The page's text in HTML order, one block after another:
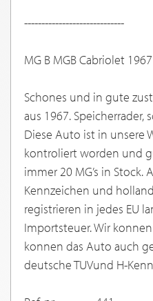
-----------------------------
MG B MGB Cabriolet
Schones und in gute
aus 1967.
Diese Auto ist in unsere
kontroliert worden und
immer 20 MG’s in
Kennzeichen und
registrieren in jedes EU
Importsteuer. Wir
konnen das Auto auch
deutsche TUVund H-